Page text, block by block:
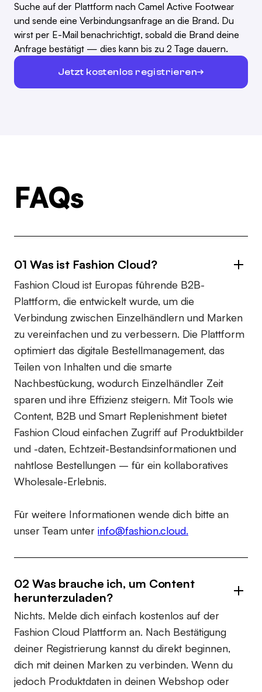
Suche auf der Plattform nach Camel Active Footwear
und sende eine Verbindungsanfrage an die Brand. Du
wirst per E-Mail benachrichtigt, sobald die Brand deine
Anfrage bestätigt — dies kann bis zu 2 Tage dauern.
Jetzt kostenlos registrieren
FAQs
01 Was ist Fashion Cloud?
Fashion Cloud ist Europas führende B2B-
Plattform, die entwickelt wurde, um die
Verbindung zwischen Einzelhändlern und Marken
zu vereinfachen und zu verbessern. Die Plattform
optimiert das digitale Bestellmanagement, das
Teilen von Inhalten und die smarte
Nachbestückung, wodurch Einzelhändler Zeit
sparen und ihre Effizienz steigern. Mit Tools wie
Content, B2B und Smart Replenishment bietet
Fashion Cloud einfachen Zugriff auf Produktbilder
und -daten, Echtzeit-Bestandsinformationen und
nahtlose Bestellungen – für ein kollaboratives
Wholesale-Erlebnis.
Für weitere Informationen wende dich bitte an
unser Team unter info@fashion.cloud.
02 Was brauche ich, um Content
herunterzuladen?
Nichts. Melde dich einfach kostenlos auf der
Fashion Cloud Plattform an. Nach Bestätigung
deiner Registrierung kannst du direkt beginnen,
dich mit deinen Marken zu verbinden. Wenn du
jedoch Produktdaten in deinen Webshop oder